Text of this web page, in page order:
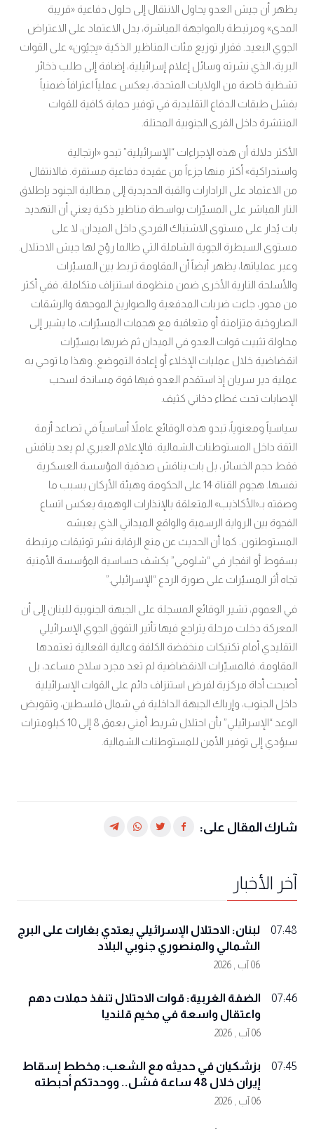
يظهر أن جيش العدو يحاول الانتقال إلى حلول دفاعية «قريبة
المدى» ومرتبطة بالمواجهة المباشرة، بدل الاعتماد على الاعتراض
الجوي البعيد. فقرار توزيع مئات المناظير الذكية «بِجيُون» على القوات
البرية، الذي نشرته وسائل إعلام إسرائيلية، إضافة إلى طلب ذخائر
تشظية خاصة من الولايات المتحدة، يعكس عملياً اعترافاً ضمنياً
بفشل طبقات الدفاع التقليدية في توفير حماية كافية للقوات
المنتشرة داخل القرى الجنوبية المحتلة.
الأكثر دلالة أن هذه الإجراءات “الإسرائيلية” تبدو «ارتجالية
واستدراكية» أكثر منها جزءاً من عقيدة دفاعية مستقرة. فالانتقال
من الاعتماد على الرادارات والقبة الحديدية إلى مطالبة الجنود بإطلاق
النار المباشر على المسيّرات بواسطة مناظير ذكية يعني أن التهديد
بات يُدار على مستوى الاشتباك الفردي داخل الميدان، لا على
مستوى السيطرة الجوية الشاملة التي طالما روّج لها جيش الاحتلال.
وعبر عملياتها، يظهر أيضاً أن المقاومة تربط بين المسيّرات
والأسلحة النارية الأخرى ضمن منظومة استنزاف متكاملة. ففي أكثر
من محور، جاءت ضربات المدفعية والصواريخ الموجهة والرشقات
الصاروخية متزامنة أو متعاقبة مع هجمات المسيّرات، ما يشير إلى
محاولة تثبيت قوات العدو في الميدان ثم ضربها بمسيّرات
انقضاضية خلال عمليات الإخلاء أو إعادة التموضع. وهذا ما توحي به
عملية دير سريان إذ استقدم العدو فيها قوة مساندة لسحب
الإصابات تحت غطاء دخاني كثيف.
سياسياً ومعنوياً، تبدو هذه الوقائع عاملاً أساسياً في تصاعد أزمة
الثقة داخل المستوطنات الشمالية. فالإعلام العبري لم يعد يناقش
فقط حجم الخسائر، بل بات يناقش صدقية المؤسسة العسكرية
نفسها. هجوم القناة 14 على الحكومة وهيئة الأركان بسبب ما
وصفته بـ«الأكاذيب» المتعلقة بالإنذارات الوهمية يعكس اتساع
الفجوة بين الرواية الرسمية والواقع الميداني الذي يعيشه
المستوطنون. كما أن الحديث عن منع الرقابة نشر توثيقات مرتبطة
بسقوط أو انفجار في “شلومي” يكشف حساسية المؤسسة الأمنية
تجاه أثر المسيّرات على صورة الردع “الإسرائيلي”.
في العموم، تشير الوقائع المسجلة على الجبهة الجنوبية للبنان إلى أن
المعركة دخلت مرحلة يتراجع فيها تأثير التفوق الجوي الإسرائيلي
التقليدي أمام تكتيكات منخفضة الكلفة وعالية الفعالية تعتمدها
المقاومة. فالمسيّرات الانقضاضية لم تعد مجرد سلاح مساعد، بل
أصبحت أداة مركزية لفرض استنزاف دائم على القوات الإسرائيلية
داخل الجنوب، وإرباك الجبهة الداخلية في شمال فلسطين، وتقويض
الوعد “الإسرائيلي” بأن احتلال شريط أمني بعمق 8 إلى 10 كيلومترات
سيؤدي إلى توفير الأمن للمستوطنات الشمالية.
شارك المقال على:
آخر الأخبار
07:48
لبنان: الاحتلال الإسرائيلي يعتدي بغارات على البرج
الشمالي والمنصوري جنوبي البلاد
06 آب , 2026
07:46
الضفة الغربية: قوات الاحتلال تنفذ حملات دهم
واعتقال واسعة في مخيم قلنديا
06 آب , 2026
07:45
بزشكيان في حديثه مع الشعب: مخطط إسقاط
إيران خلال 48 ساعة فشل.. ووحدتكم أحبطته
06 آب , 2026